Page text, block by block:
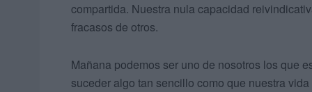
compartida. Nuestra nula capacidad
fracasos de otros.
Mañana podemos ser uno de nosotros los que
suceder algo tan sencillo como que nuestra